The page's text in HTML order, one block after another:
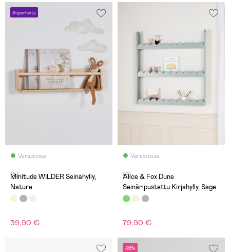
Superhinta
Varastossa
(5)
Minitude WILDER Seinähylly,
Nature
39,90 €
Varastossa
(2)
Alice & Fox Dune
Seinäripustettu Kirjahylly, Sage
79,90 €
-26%